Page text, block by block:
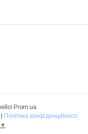
Prom.ua
| Політика конфіденційності
▼